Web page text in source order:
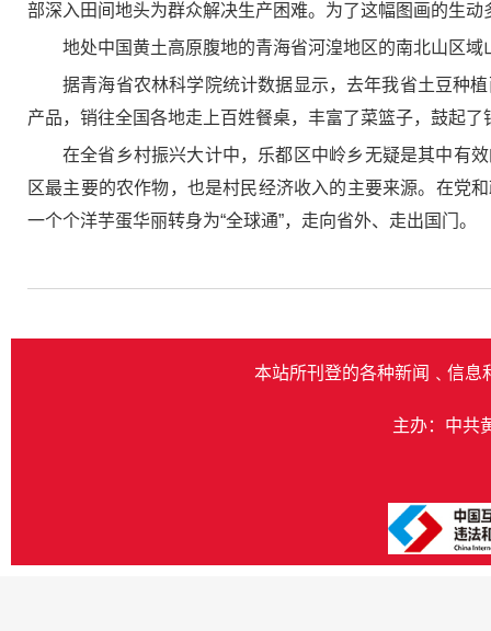
部深入田间地头为群众解决生产困难。为了这幅图画的生
地处中国黄土高原腹地的青海省河湟地区的南北山区
据青海省农林科学院统计数据显示，去年我省土豆种
产品，销往全国各地走上百姓餐桌，丰富了菜篮子，鼓起了
在全省乡村振兴大计中，乐都区中岭乡无疑是其中有
区最主要的农作物，也是村民经济收入的主要来源。在党
一个个洋芋蛋华丽转身为“全球通”，走向省外、走出国门。
本站所刊登的各种新闻﹑信息
主办：中共